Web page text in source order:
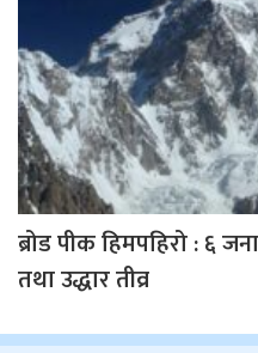
ब्रोड पीक हिमपहिरो : ६
तथा उद्धार तीव्र